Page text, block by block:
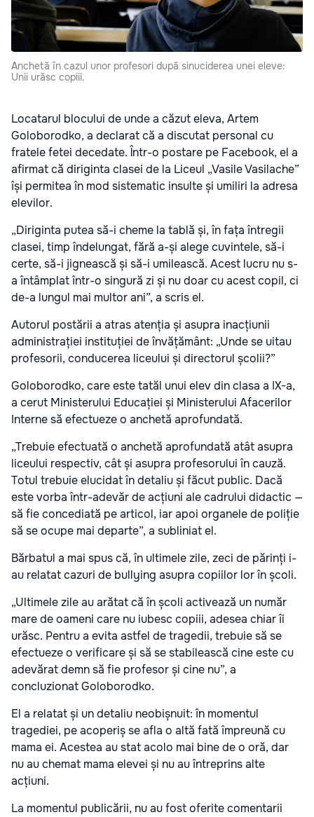
Anchetă în cazul unor profesori după sinuciderea unei eleve:
Unii urăsc copiii.
Locatarul blocului de unde a căzut eleva, Artem
Goloborodko, a declarat că a discutat personal cu
fratele fetei decedate. Într-o postare pe Facebook, el a
afirmat că diriginta clasei de la Liceul „Vasile Vasilache”
își permitea în mod sistematic insulte și umiliri la adresa
elevilor.
„Diriginta putea să-i cheme la tablă și, în fața întregii
clasei, timp îndelungat, fără a-și alege cuvintele, să-i
certe, să-i jignească și să-i umilească. Acest lucru nu s-
a întâmplat într-o singură zi și nu doar cu acest copil, ci
de-a lungul mai multor ani”, a scris el.
Autorul postării a atras atenția și asupra inacțiunii
administrației instituției de învățământ: „Unde se uitau
profesorii, conducerea liceului și directorul școlii?”
Goloborodko, care este tatăl unui elev din clasa a IX-a,
a cerut Ministerului Educației și Ministerului Afacerilor
Interne să efectueze o anchetă aprofundată.
„Trebuie efectuată o anchetă aprofundată atât asupra
liceului respectiv, cât și asupra profesorului în cauză.
Totul trebuie elucidat în detaliu și făcut public. Dacă
este vorba într-adevăr de acțiuni ale cadrului didactic —
să fie concediată pe articol, iar apoi organele de poliție
să se ocupe mai departe”, a subliniat el.
Bărbatul a mai spus că, în ultimele zile, zeci de părinți i-
au relatat cazuri de bullying asupra copiilor lor în școli.
„Ultimele zile au arătat că în școli activează un număr
mare de oameni care nu iubesc copiii, adesea chiar îi
urăsc. Pentru a evita astfel de tragedii, trebuie să se
efectueze o verificare și să se stabilească cine este cu
adevărat demn să fie profesor și cine nu”, a
concluzionat Goloborodko.
El a relatat și un detaliu neobișnuit: în momentul
tragediei, pe acoperiș se afla o altă fată împreună cu
mama ei. Acestea au stat acolo mai bine de o oră, dar
nu au chemat mama elevei și nu au întreprins alte
acțiuni.
La momentul publicării, nu au fost oferite comentarii